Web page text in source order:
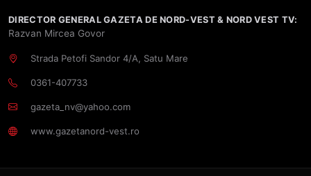
DIRECTOR GENERAL GAZETA DE NORD-VEST & NORD VEST TV:
Razvan Mircea Govor
Strada Petofi Sandor 4/A, Satu Mare
0361-407733
gazeta_nv@yahoo.com
www.gazetanord-vest.ro